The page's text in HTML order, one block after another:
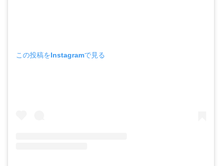
この投稿をInstagramで見る